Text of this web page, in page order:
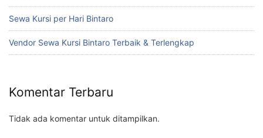
Sewa Kursi per Hari Bintaro
Vendor Sewa Kursi Bintaro Terbaik & Terlengkap
Komentar Terbaru
Tidak ada komentar untuk ditampilkan.